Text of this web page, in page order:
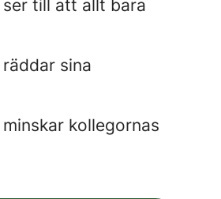
till att allt bara
sina
kollegornas